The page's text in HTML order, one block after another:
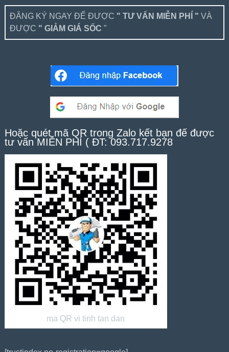
ĐĂNG KÝ NGAY ĐỂ ĐƯỢC " TƯ VẤN MIỄN PHÍ " VÀ
ĐƯỢC " GIẢM GIÁ SỐC "
Hoặc quét mã QR trong Zalo kết bạn để được
tư vấn MIỄN PHÍ ( ĐT: 093.717.9278
ma QR vi tinh tan dan